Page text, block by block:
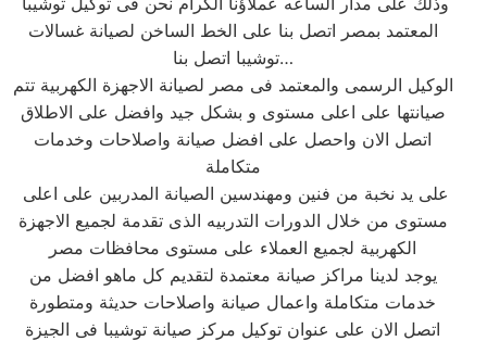
المعتمد بمصر اتصل بنا على الخط الساخن لصيانة غسالات
توشيبا اتصل بنا…
الوكيل الرسمى والمعتمد فى مصر لصيانة الاجهزة الكهربية تتم
صيانتها على اعلى مستوى و بشكل جيد وافضل على الاطلاق
اتصل الان واحصل على افضل صيانة واصلاحات وخدمات
متكاملة
مستوى من خلال الدورات التدربيه الذى تقدمة لجميع الاجهزة
الكهربية لجميع العملاء على مستوى محافظات مصر
يوجد لدينا مراكز صيانة معتمدة لتقديم كل ماهو افضل من
خدمات متكاملة واعمال صيانة واصلاحات حديثة ومتطورة
اتصل الان على عنوان توكيل مركز صيانة توشيبا فى الجيزة